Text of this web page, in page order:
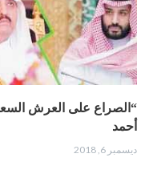
“الصراع على العرش
أحمد
ديسمبر 6, 2018